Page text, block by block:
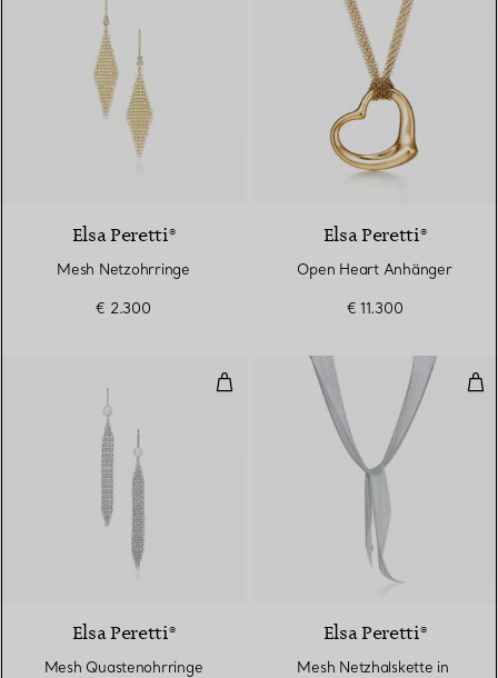
2 Materialien
Elsa Peretti®
Mesh Netzohrringe
€ 2.300
Elsa Peretti®
Open Heart Anhänger
€ 11.300
Mesh Quastenohrringe
Elsa Peretti®
Mesh Quastenohrringe
Elsa Peretti®
Mesh Netzhalskette in